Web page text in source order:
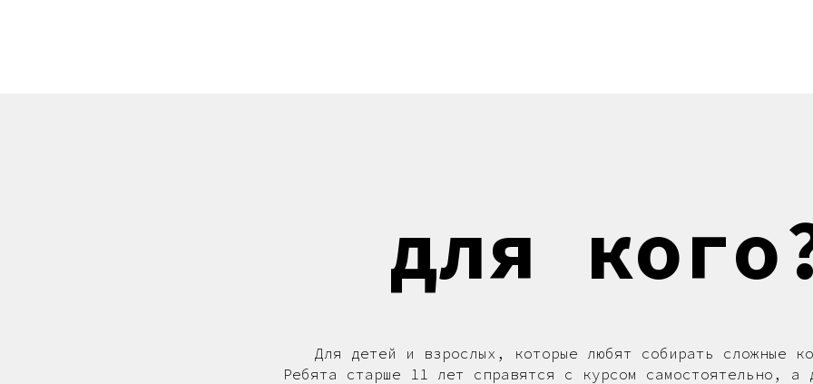
для
Для детей и взрослых, которые любят собирать сложные
Ребята старше 11 лет справятся с курсом самостоятельно, а